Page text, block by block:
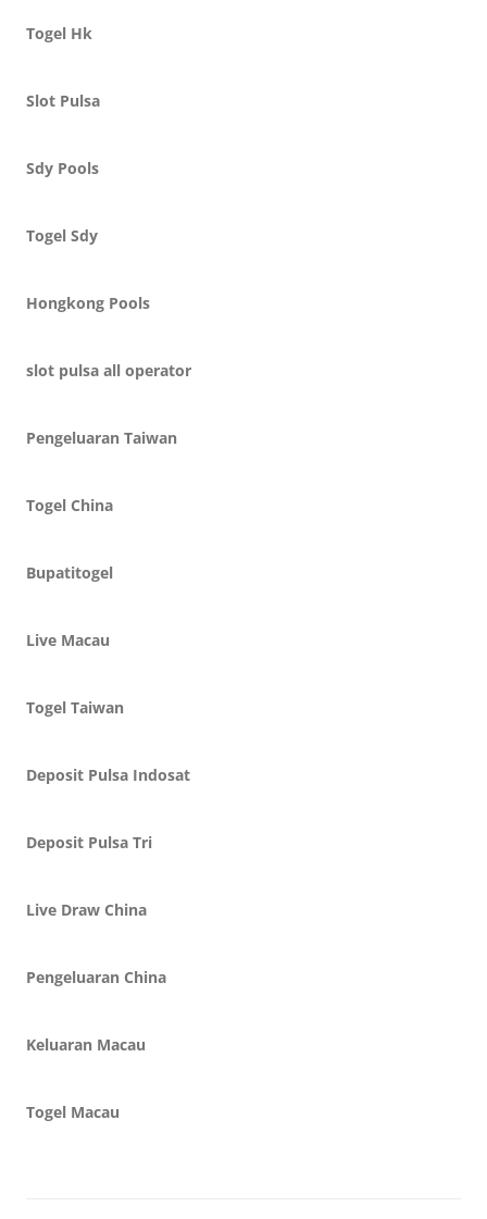
Togel Hk
Slot Pulsa
Sdy Pools
Togel Sdy
Hongkong Pools
slot pulsa all operator
Pengeluaran Taiwan
Togel China
Bupatitogel
Live Macau
Togel Taiwan
Deposit Pulsa Indosat
Deposit Pulsa Tri
Live Draw China
Pengeluaran China
Keluaran Macau
Togel Macau